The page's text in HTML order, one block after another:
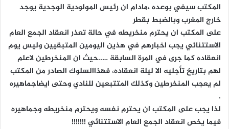
المكتب سيفي بوعده ،مادام ان رئيس المولودية الوجدية يوجد
خارج المغرب وبالضبط بقطر
على المكتب ان يحترم منخريطه في حالة تعذر انعقاد الجمع العام
الاستتنائي يجب اخبارهم في هذين اليومين المتبقيين وليس يوم
انعقاده كما جرى في المرة السابقة …..حيث ان المنخرطين لاعلم
لهم بتاريخ تأجليه الا ليلة انعقاده، فهذاالسلوك الصادر من المكتب
لم يعجب المنخرطين وكذلك المتتبعين للنادي وحتى ايضاجماهيره
.
لذا يجب على المكتب ان يحترم نفسه ويحترم منخريطه وجماهيره
فيما يخص انعقاد الجمع العام الاستتنائي !!!!!!!